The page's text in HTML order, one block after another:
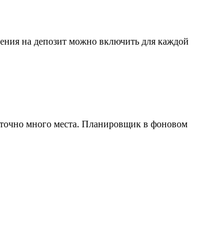
на депозит можно включить для каждой
много места. Планировщик в фоновом